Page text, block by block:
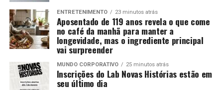
ENTRETENIMENTO 23 minutos atrás
Aposentado de 119 anos revela o que come
no café da manhã para manter a
longevidade, mas o ingrediente principal
vai surpreender
MUNDO CORPORATIVO 25 minutos atrás
Inscrições do Lab Novas Histórias estão em
seu último dia